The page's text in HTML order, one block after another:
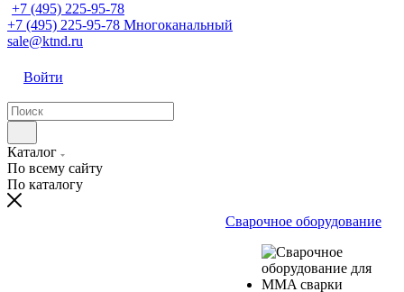
+7 (495) 225-95-78
+7 (495) 225-95-78 Многоканальный
sale@ktnd.ru
Войти
Каталог
По всему сайту
По каталогу
Сварочное оборудование